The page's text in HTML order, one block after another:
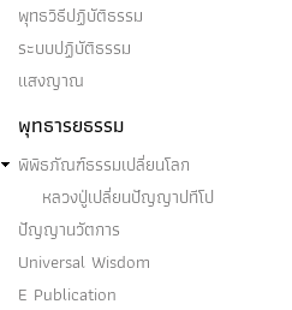
พุทธวิธีปฏิบัติธรรม
ระบบปฏิบัติธรรม
แสงญาณ
พุทธารยธรรม
พิพิธภัณฑ์ธรรมเปลี่ยนโลก
หลวงปู่เปลี่ยนปัญญาปทีโป
ปัญญานวัตการ
Universal Wisdom
E Publication